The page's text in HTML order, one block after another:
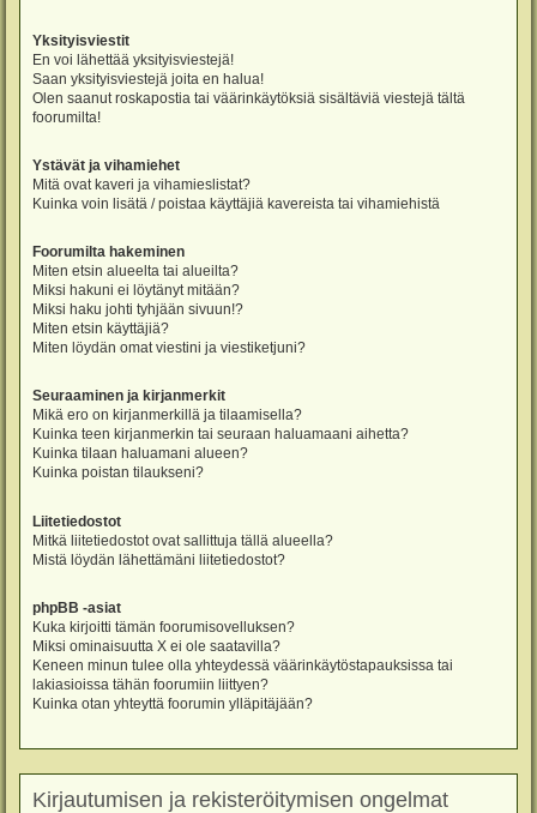
Yksityisviestit
En voi lähettää yksityisviestejä!
Saan yksityisviestejä joita en halua!
Olen saanut roskapostia tai väärinkäytöksiä sisältäviä viestejä tältä
foorumilta!
Ystävät ja vihamiehet
Mitä ovat kaveri ja vihamieslistat?
Kuinka voin lisätä / poistaa käyttäjiä kavereista tai vihamiehistä
Foorumilta hakeminen
Miten etsin alueelta tai alueilta?
Miksi hakuni ei löytänyt mitään?
Miksi haku johti tyhjään sivuun!?
Miten etsin käyttäjiä?
Miten löydän omat viestini ja viestiketjuni?
Seuraaminen ja kirjanmerkit
Mikä ero on kirjanmerkillä ja tilaamisella?
Kuinka teen kirjanmerkin tai seuraan haluamaani aihetta?
Kuinka tilaan haluamani alueen?
Kuinka poistan tilaukseni?
Liitetiedostot
Mitkä liitetiedostot ovat sallittuja tällä alueella?
Mistä löydän lähettämäni liitetiedostot?
phpBB -asiat
Kuka kirjoitti tämän foorumisovelluksen?
Miksi ominaisuutta X ei ole saatavilla?
Keneen minun tulee olla yhteydessä väärinkäytöstapauksissa tai
lakiasioissa tähän foorumiin liittyen?
Kuinka otan yhteyttä foorumin ylläpitäjään?
Kirjautumisen ja rekisteröitymisen ongelmat